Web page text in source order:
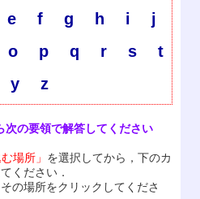
e f g h i
j
o p q r s
t
y z
次の要領で解答してください
場所」 を選択してから，下のカ
てください．
の場所をクリックしてくださ